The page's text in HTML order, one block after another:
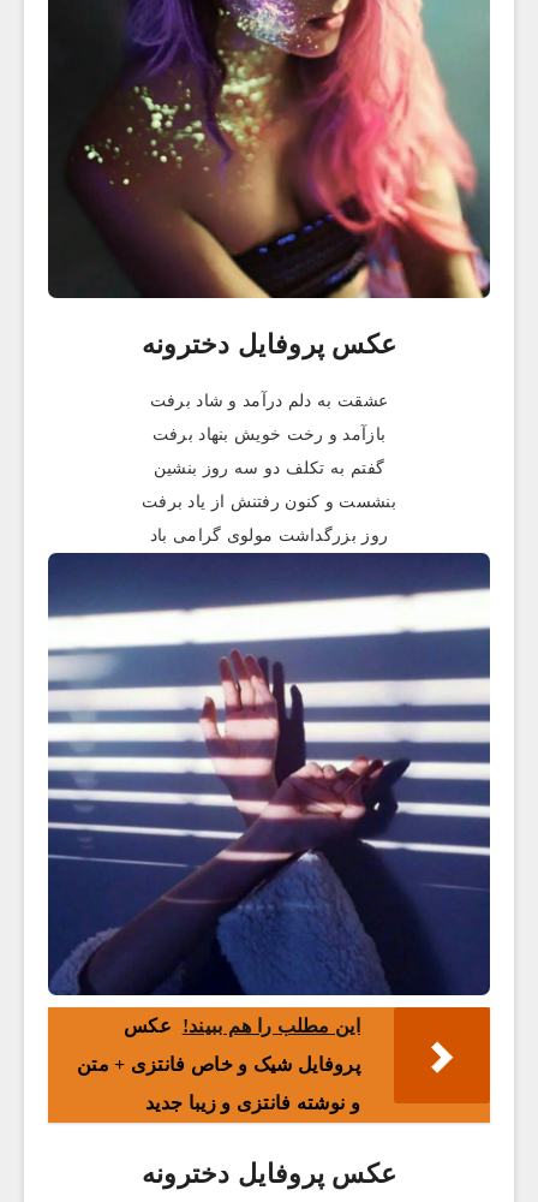
عکس پروفایل دخترونه
عشقت به دلم درآمد و شاد برفت
بازآمد و رخت خویش بنهاد برفت
گفتم به تکلف دو سه روز بنشین
بنشست و کنون رفتنش از یاد برفت
روز بزرگداشت مولوی گرامی باد
این مطلب را هم ببیند!
عکس
پروفایل شیک و خاص فانتزی + متن
و نوشته فانتزی و زیبا جدید
عکس پروفایل دخترونه